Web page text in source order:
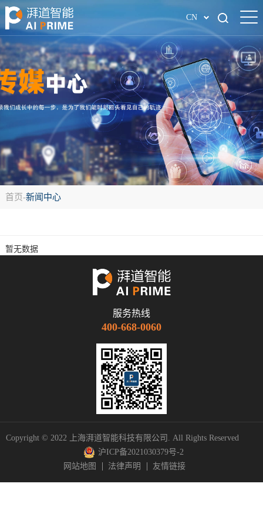
CN
首页-新闻中心
暂无数据
服务热线
400-668-0060
Copyright © 2022 上海湃道智能科技有限公司. All Rights Reserved
沪ICP备2021030379号-2
网站地图
法律声明 友情链接